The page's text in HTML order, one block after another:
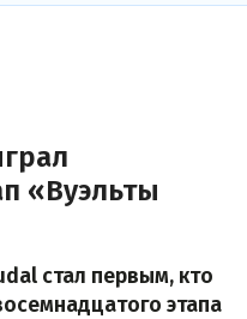
«Вуэльты
стал первым, кто
этапа